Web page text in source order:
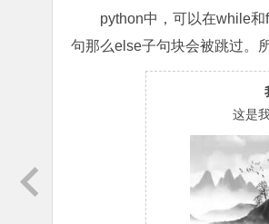
python中，可以在while
句那么else子句块会被跳过。
这是